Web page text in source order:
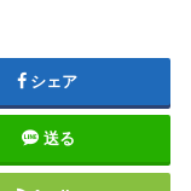
シェア
送る